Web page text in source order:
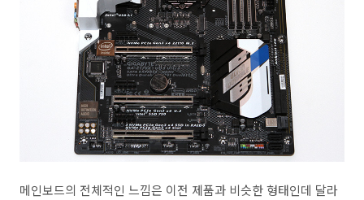
메인보드의 전체적인 느낌은 이전 제품과 비슷한 형태인데 달라